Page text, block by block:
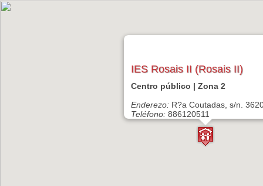
IES Rosais II (Rosais II)
Centro público | Zona 2
Enderezo: R?a Coutadas, s/n.
Teléfono: 886120511